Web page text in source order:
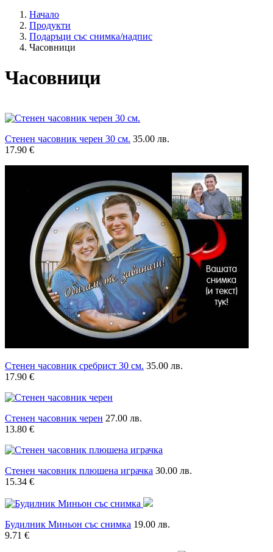
Начало
Продукти
Подаръци със снимка/надпис
Часовници
Часовници
Стенен часовник черен 30 см. 35.00 лв.
17.90 €
Стенен часовник сребрист 30 см. 35.00 лв.
17.90 €
Стенен часовник черен 27.00 лв.
13.80 €
Стенен часовник плюшена играчка 30.00 лв.
15.34 €
Будилник Миньон със снимка 19.00 лв.
9.71 €